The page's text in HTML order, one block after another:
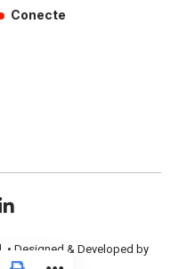
Conecte
• Designed & Developed by